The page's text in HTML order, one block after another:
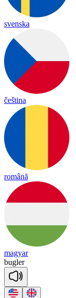
svenska
čeština
română
magyar
bugler